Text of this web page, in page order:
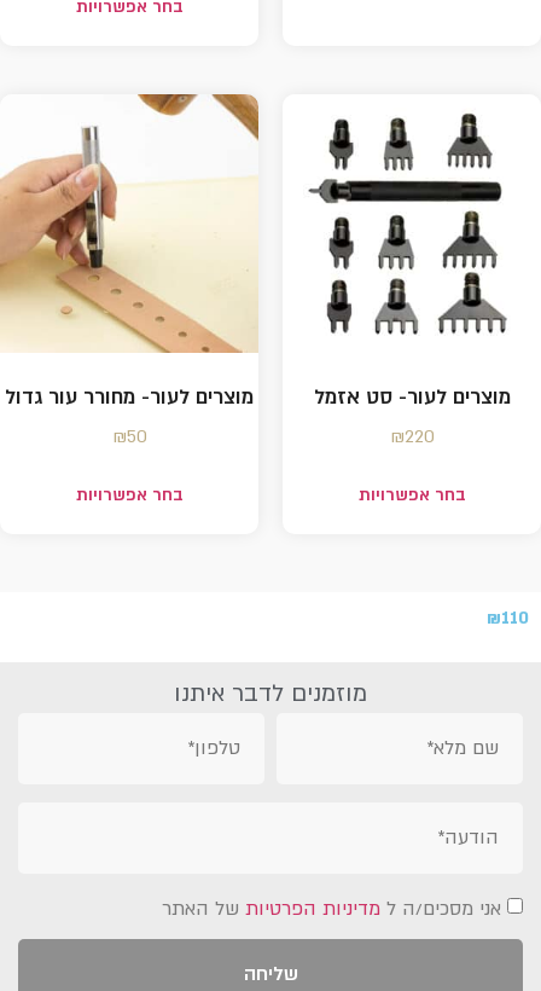
בחר אפשרויות
מוצרים לעור- סט אזמל
₪220
בחר אפשרויות
מוצרים לעור- מחורר עור גדול
₪50
בחר אפשרויות
₪110
מוזמנים לדבר איתנו
אני מסכים/ה ל מדיניות הפרטיות של האתר
שליחה